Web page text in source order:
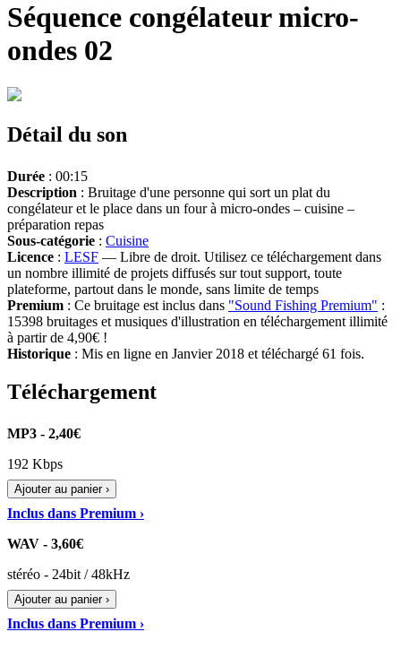
Séquence congélateur micro-
ondes 02
Détail du son
Durée : 00:15
Description : Bruitage d'une personne qui sort un plat du
congélateur et le place dans un four à micro-ondes – cuisine –
préparation repas
Sous-catégorie : Cuisine
Licence : LESF — Libre de droit. Utilisez ce téléchargement dans
un nombre illimité de projets diffusés sur tout support, toute
plateforme, partout dans le monde, sans limite de temps
Premium : Ce bruitage est inclus dans "Sound Fishing Premium" :
15398 bruitages et musiques d'illustration en téléchargement illimité
à partir de 4,90€ !
Historique : Mis en ligne en Janvier 2018 et téléchargé 61 fois.
Téléchargement
MP3 - 2,40€
192 Kbps
Ajouter au panier ›
Inclus dans Premium ›
WAV - 3,60€
stéréo - 24bit / 48kHz
Ajouter au panier ›
Inclus dans Premium ›